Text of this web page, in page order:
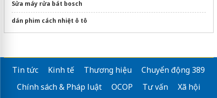
Sửa máy rửa bát bosch
dán phim cách nhiệt ô tô
Tin tức Kinh tế Thương hiệu
Chuyển động 389
Chính sách & Pháp luật
OCOP Tư vấn
Xã hội